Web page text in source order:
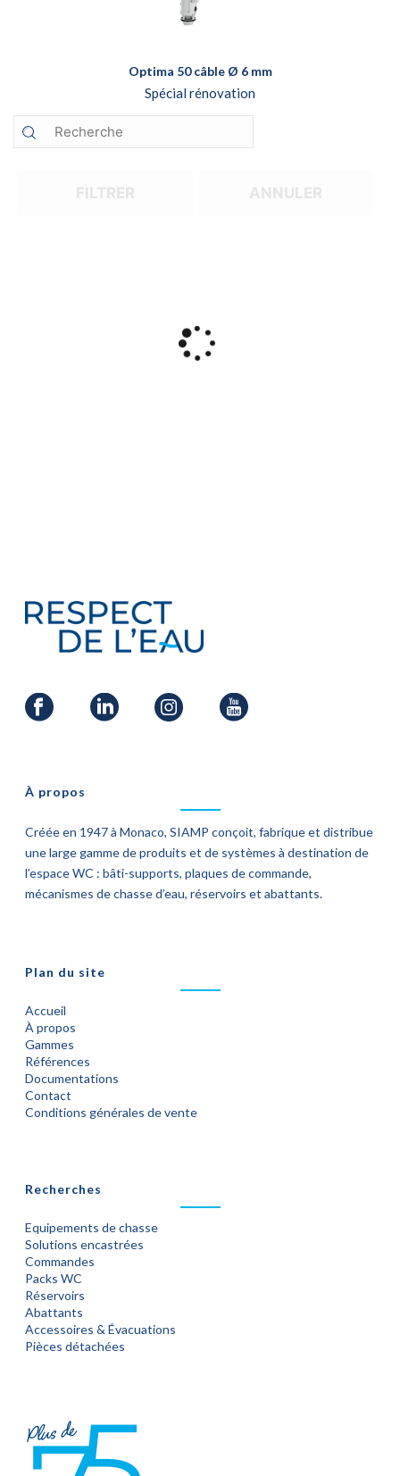
Optima 50 câble Ø 6 mm
Spécial rénovation
À propos
Créée en 1947 à Monaco, SIAMP conçoit, fabrique et distribue
une large gamme de produits et de systèmes à destination de
l’espace WC : bâti-supports, plaques de commande,
mécanismes de chasse d’eau, réservoirs et abattants.
Plan du site
Accueil
À propos
Gammes
Références
Documentations
Contact
Conditions générales de vente
Recherches
Equipements de chasse
Solutions encastrées
Commandes
Packs WC
Réservoirs
Abattants
Accessoires & Évacuations
Pièces détachées